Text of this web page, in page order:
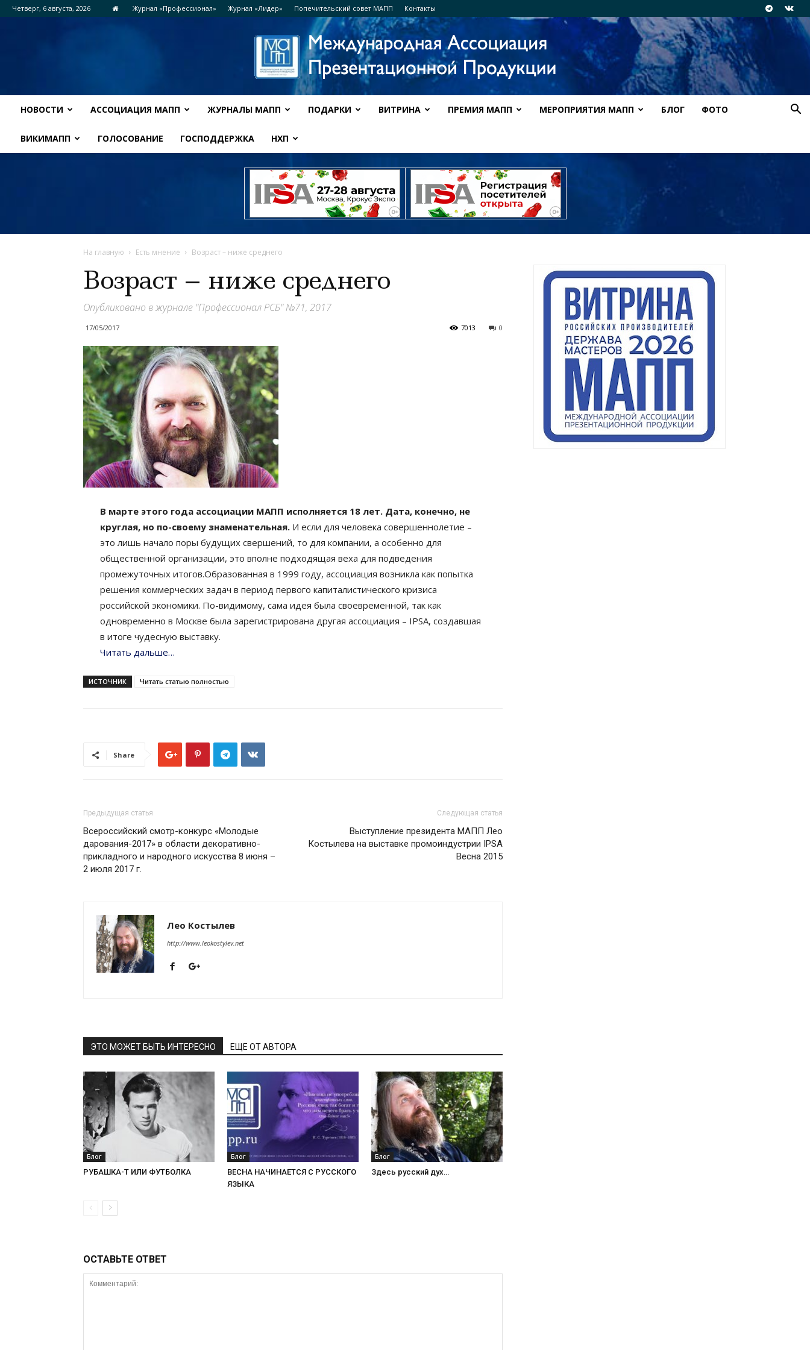
Четверг, 6 августа, 2026 Журнал «Профессионал» Журнал «Лидер» Попечительский совет МАПП Контакты
НОВОСТИ АССОЦИАЦИЯ МАПП ЖУРНАЛЫ МАПП ПОДАРКИ ВИТРИНА ПРЕМИЯ МАПП МЕРОПРИЯТИЯ МАПП БЛОГ ФОТО
ВИКИМАПП ГОЛОСОВАНИЕ ГОСПОДДЕРЖКА НХП
На главную Есть мнение Возраст – ниже среднего
Возраст – ниже среднего
Опубликовано в журнале "Профессионал РСБ" №71, 2017
17/05/2017 0
7013
В марте этого года ассоциации МАПП исполняется 18 лет. Дата, конечно, не
круглая, но по-своему знаменательная.И если для человека совершеннолетие –
это лишь начало поры будущих свершений, то для компании, а особенно для
общественной организации, это вполне подходящая веха для подведения
промежуточных итогов.Образованная в 1999 году, ассоциация возникла как попытка
решения коммерческих задач в период первого капиталистического кризиса
российской экономики. По-видимому, сама идея была своевременной, так как
одновременно в Москве была зарегистрирована другая ассоциация – IPSA, создавшая
в итоге чудесную выставку.
Читать дальше…
ИСТОЧНИК Читать статью полностью
Share
Предыдущая статья
Всероссийский смотр-конкурс «Молодые
дарования-2017» в области декоративно-
прикладного и народного искусства 8 июня –
2 июля 2017 г.
Следующая статья
Выступление президента МАПП Лео
Костылева на выставке промоиндустрии IPSA
Весна 2015
Лео Костылев
http://www.leokostylev.net
ЭТО МОЖЕТ БЫТЬ ИНТЕРЕСНО ЕЩЕ ОТ АВТОРА
Блог
РУБАШКА-Т ИЛИ ФУТБОЛКА
Блог
ВЕСНА НАЧИНАЕТСЯ С РУССКОГО
ЯЗЫКА
Блог
Здесь русский дух…
ОСТАВЬТЕ ОТВЕТ